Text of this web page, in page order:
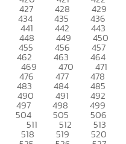
427 428 429
434 435 436
441 442 443
448 449 450
455 456 457
462 463 464
469 470 471
476 477 478
483 484 485
490 491 492
497 498 499
504 505 506
511 512 513
518 519 520